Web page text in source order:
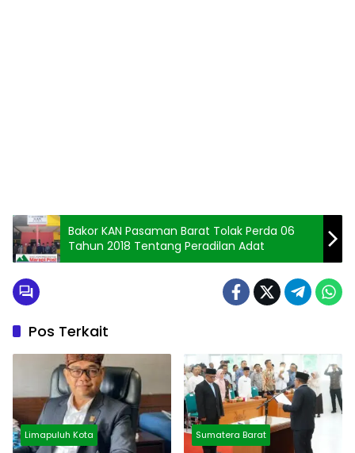
Bakor KAN Pasaman Barat Tolak Perda 06
Tahun 2018 Tentang Peradilan Adat
Pos Terkait
Limapuluh Kota Sumatera Barat